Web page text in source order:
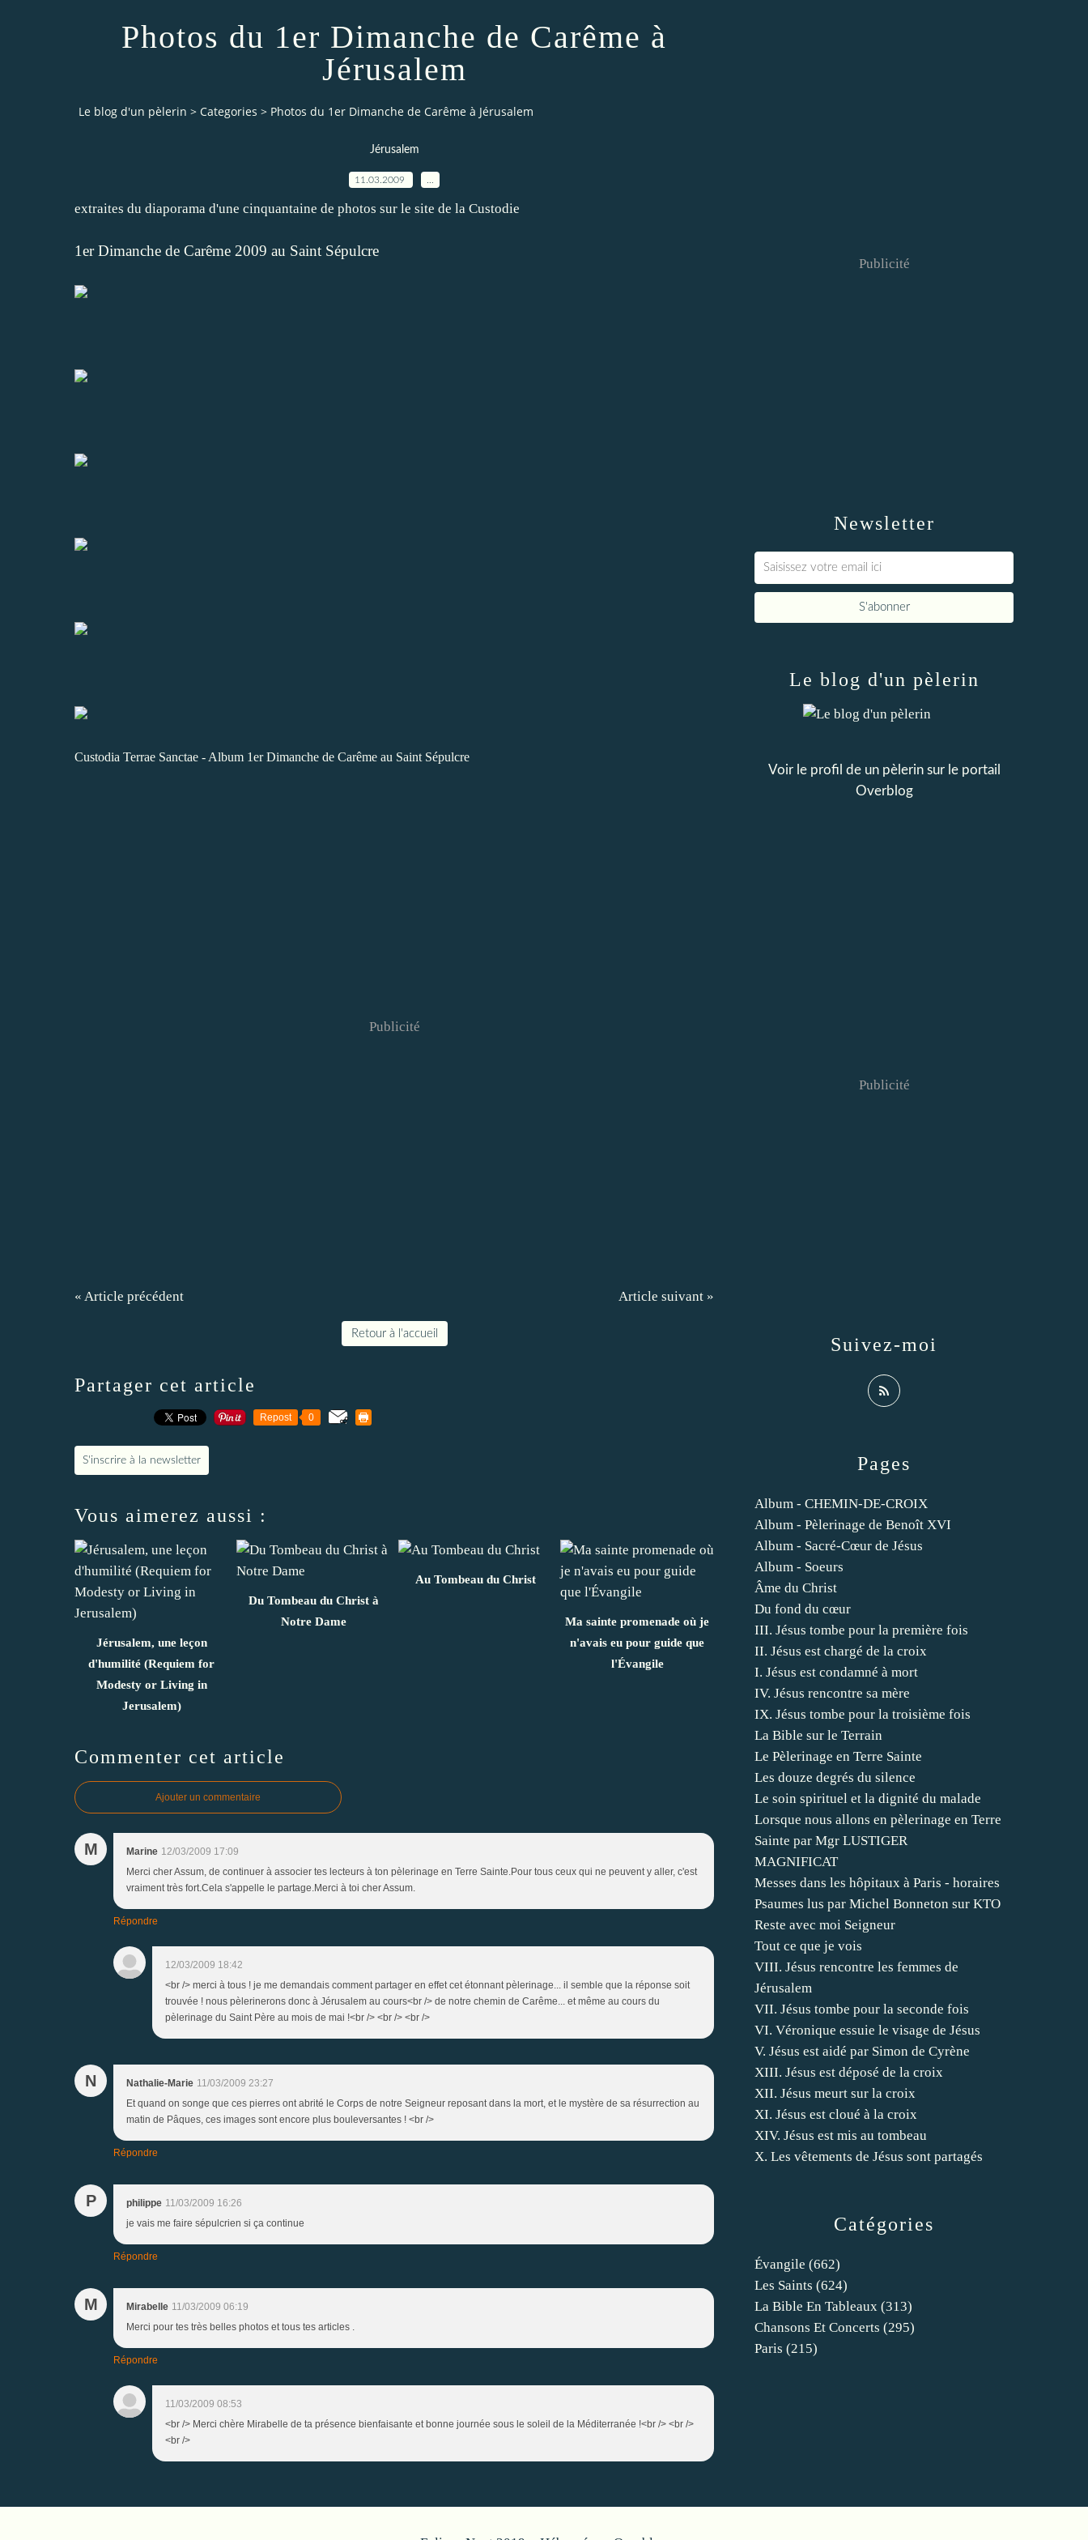
Photos du 1er Dimanche de Carême à
Jérusalem
Le blog d'un pèlerin > Categories > Photos du 1er Dimanche de Carême à Jérusalem
Jérusalem
11.03.2009
extraites du diaporama d'une cinquantaine de photos sur le site de la Custodie
1er Dimanche de Carême 2009 au Saint Sépulcre
Custodia Terrae Sanctae - Album 1er Dimanche de Carême au Saint Sépulcre
Publicité
« Article précédent Article suivant »
Retour à l'accueil
Partager cet article
Repost 0
S'inscrire à la newsletter
Vous aimerez aussi :
Jérusalem, une leçon
d'humilité (Requiem for
Modesty or Living in
Jerusalem)
Du Tombeau du Christ à
Notre Dame
Au Tombeau du Christ
Ma sainte promenade où je
n'avais eu pour guide que
l'Évangile
Commenter cet article
Ajouter un commentaire
M Marine 12/03/2009 17:09
Merci cher Assum, de continuer à associer tes lecteurs à ton pèlerinage en Terre Sainte.Pour tous ceux qui ne peuvent y aller, c'est
vraiment très fort.Cela s'appelle le partage.Merci à toi cher Assum.
Répondre
12/03/2009 18:42
<br /> merci à tous ! je me demandais comment partager en effet cet étonnant pèlerinage... il semble que la réponse soit
trouvée ! nous pèlerinerons donc à Jérusalem au cours<br /> de notre chemin de Carême... et même au cours du
pèlerinage du Saint Père au mois de mai !<br /> <br /> <br />
N Nathalie-Marie 11/03/2009 23:27
Et quand on songe que ces pierres ont abrité le Corps de notre Seigneur reposant dans la mort, et le mystère de sa résurrection au
matin de Pâques, ces images sont encore plus bouleversantes ! <br />
Répondre
P philippe 11/03/2009 16:26
je vais me faire sépulcrien si ça continue
Répondre
M Mirabelle 11/03/2009 06:19
Merci pour tes très belles photos et tous tes articles .
Répondre
11/03/2009 08:53
<br /> Merci chère Mirabelle de ta présence bienfaisante et bonne journée sous le soleil de la Méditerranée !<br /> <br />
<br />
Newsletter
Publicité
Catégories
Évangile (662)
Les Saints (624)
La Bible En Tableaux (313)
Chansons Et Concerts (295)
Paris (215)
Pages
Album - CHEMIN-DE-CROIX
Album - Pèlerinage de Benoît XVI
Album - Sacré-Cœur de Jésus
Album - Soeurs
Âme du Christ
Du fond du cœur
III. Jésus tombe pour la première fois
II. Jésus est chargé de la croix
I. Jésus est condamné à mort
IV. Jésus rencontre sa mère
IX. Jésus tombe pour la troisième fois
La Bible sur le Terrain
Le Pèlerinage en Terre Sainte
Les douze degrés du silence
Le soin spirituel et la dignité du malade
Lorsque nous allons en pèlerinage en Terre
Sainte par Mgr LUSTIGER
MAGNIFICAT
Messes dans les hôpitaux à Paris - horaires
Psaumes lus par Michel Bonneton sur KTO
Reste avec moi Seigneur
Tout ce que je vois
VIII. Jésus rencontre les femmes de
Jérusalem
VII. Jésus tombe pour la seconde fois
VI. Véronique essuie le visage de Jésus
V. Jésus est aidé par Simon de Cyrène
XIII. Jésus est déposé de la croix
XII. Jésus meurt sur la croix
XI. Jésus est cloué à la croix
XIV. Jésus est mis au tombeau
X. Les vêtements de Jésus sont partagés
Le blog d'un pèlerin
Voir le profil de un pèlerinsur le portail
Overblog
Suivez-moi
Publicité